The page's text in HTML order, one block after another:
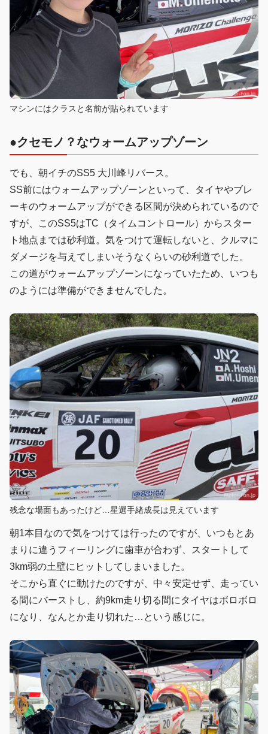
マシンにはクラスと名前が貼られています
●クセモノ？なウォームアップゾーン
でも、朝イチのSS5 大川峰リバース。
SS前にはウォームアップゾーンといって、タイヤやブレ
ーキのウォームアップができる区間が決められているので
すが、このSS5はTC（タイムコントロール）からスター
ト地点までは砂利道。気をつけて運転しないと、クルマに
ダメージを与えてしまいそうなくらいの砂利道でした。
この道がウォームアップゾーンになっていたため、いつも
のようには準備ができませんでした。
残念な場面もあったけど…星選手緒成長は見えています
朝1本目なので気をつけては行ったのですが、いつもとあ
まりに違うフィーリングに歯車が合わず、スタートして
3km弱の土壁にヒットしてしまいました。
そこから直ぐに動けたのですが、中々安定せず、走ってい
る間にバーストし、約9km走り切る間にタイヤはボロボロ
になり、なんとか走り切れた…という感じに。